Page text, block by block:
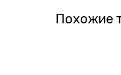
Похожие